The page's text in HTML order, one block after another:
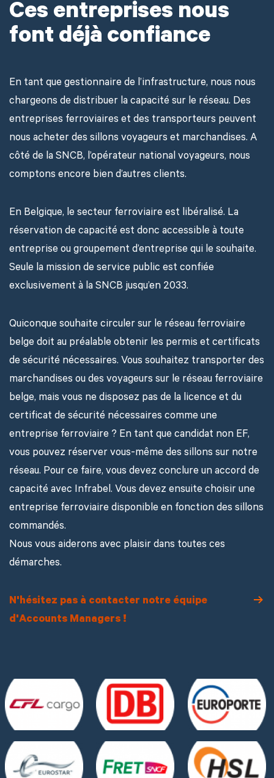
Ces entreprises nous
font déjà confiance
En tant que gestionnaire de l’infrastructure, nous nous
chargeons de distribuer la capacité sur le réseau. Des
entreprises ferroviaires et des transporteurs peuvent
nous acheter des sillons voyageurs et marchandises. A
côté de la SNCB, l’opérateur national voyageurs, nous
comptons encore bien d’autres clients.
En Belgique, le secteur ferroviaire est libéralisé. La
réservation de capacité est donc accessible à toute
entreprise ou groupement d’entreprise qui le souhaite.
Seule la mission de service public est confiée
exclusivement à la SNCB jusqu’en 2033.
Quiconque souhaite circuler sur le réseau ferroviaire
belge doit au préalable obtenir les permis et certificats
de sécurité nécessaires. Vous souhaitez transporter des
marchandises ou des voyageurs sur le réseau ferroviaire
belge, mais vous ne disposez pas de la licence et du
certificat de sécurité nécessaires comme une
entreprise ferroviaire ? En tant que candidat non EF,
vous pouvez réserver vous-même des sillons sur notre
réseau. Pour ce faire, vous devez conclure un accord de
capacité avec Infrabel. Vous devez ensuite choisir une
entreprise ferroviaire disponible en fonction des sillons
commandés.
Nous vous aiderons avec plaisir dans toutes ces
démarches.
N'hésitez pas à contacter notre équipe
d'Accounts Managers !